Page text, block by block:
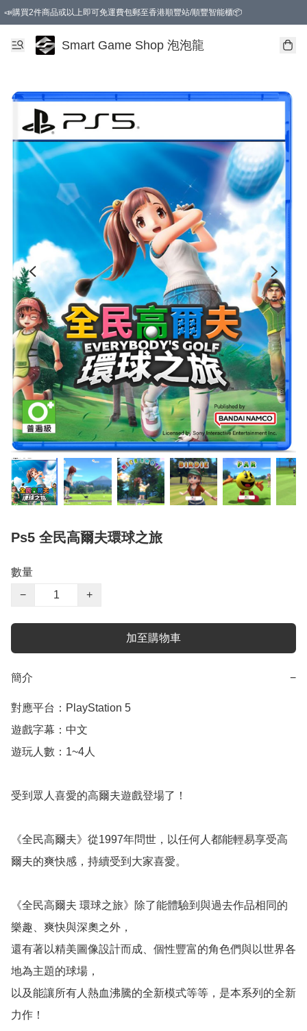
📣購買2件商品或以上即可免運費包郵至香港順豐站/順豐智能櫃📦
Smart Game Shop 泡泡龍
Ps5 全民高爾夫環球之旅
數量
−
+
加至購物車
簡介 −
對應平台：PlayStation 5
遊戲字幕：中文
遊玩人數：1~4人
受到眾人喜愛的高爾夫遊戲登場了！
《全民高爾夫》從1997年問世，以任何人都能輕易享受高
爾夫的爽快感，持續受到大家喜愛。
《全民高爾夫 環球之旅》除了能體驗到與過去作品相同的
樂趣、爽快與深奧之外，
還有著以精美圖像設計而成、個性豐富的角色們與以世界各
地為主題的球場，
以及能讓所有人熱血沸騰的全新模式等等，是本系列的全新
力作！